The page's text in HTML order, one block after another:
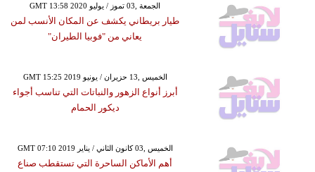
GMT 13:58 2020 الجمعة ,03 تموز / يوليو
طيار بريطاني يكشف عن المكان الأنسب لمن
يعاني من "فوبيا الطيران"
GMT 15:25 2019 الخميس ,13 حزيران / يونيو
أبرز أنواع الزهور والنباتات التي تناسب أجواء
ديكور الحمام
GMT 07:10 2019 الخميس ,03 كانون الثاني / يناير
أهم الأماكن الساحرة التي تستقطب صناع